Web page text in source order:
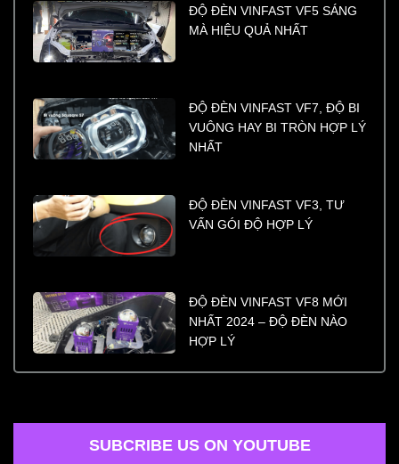
ĐỘ ĐÈN VINFAST VF5 SÁNG
MÀ HIỆU QUẢ NHẤT
ĐỘ ĐÈN VINFAST VF7, ĐỘ BI
VUÔNG HAY BI TRÒN HỢP LÝ
NHẤT
ĐỘ ĐÈN VINFAST VF3, TƯ
VẤN GÓI ĐỘ HỢP LÝ
ĐỘ ĐÈN VINFAST VF8 MỚI
NHẤT 2024 – ĐỘ ĐÈN NÀO
HỢP LÝ
SUBCRIBE US ON YOUTUBE